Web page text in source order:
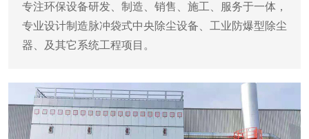
专注环保设备研发、制造、销售、施工、服务于一体，
专业设计制造脉冲袋式中央除尘设备、工业防爆型除尘
器、及其它系统工程项目。